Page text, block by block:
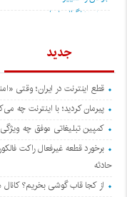
جدید
قطع اینترنت در ایران؛ وقتی
پیرمان کردید؛ با اینترنت چه
کمپین تبلیغاتی موفق چه
حادثه
از کجا قاب گوشی بخریم؟